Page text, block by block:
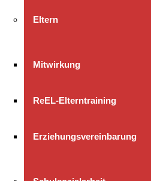
Eltern
Mitwirkung
ReEL-Elterntraining
Erziehungsvereinbarung